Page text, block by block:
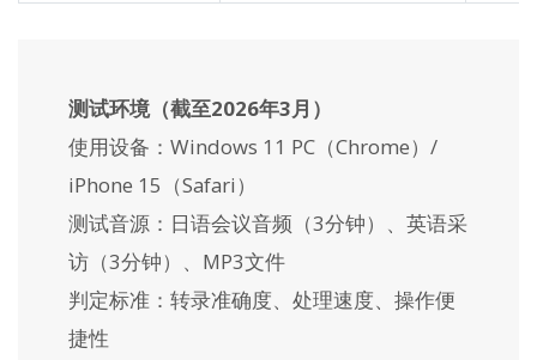
测试环境（截至2026年3月）
使用设备：Windows 11 PC（Chrome）/
iPhone 15（Safari）
测试音源：日语会议音频（3分钟）、英语采
访（3分钟）、MP3文件
判定标准：转录准确度、处理速度、操作便
捷性